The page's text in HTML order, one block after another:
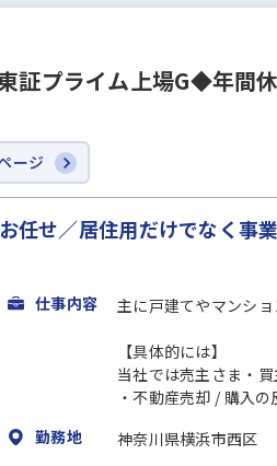
証プライム上場G◆年
ージ
任せ／居住用だけでなく事
仕事内容 主に戸建てやマンシ
【具体的には】
当社では売主さま・買
・不動産売却 / 購入
勤務地
神奈川県横浜市西区